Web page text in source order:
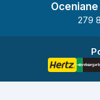
279